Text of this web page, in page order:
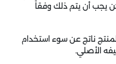
يجب أن يتم ذلك وفقاً
ناتج عن سوء استخدام
الأصلي.